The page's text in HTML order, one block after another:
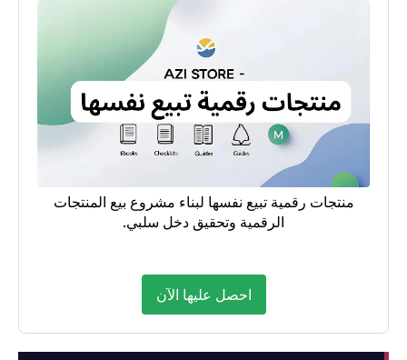
منتجات رقمية تبيع نفسها لبناء مشروع بيع المنتجات
الرقمية وتحقيق دخل سلبي.
احصل عليها الآن